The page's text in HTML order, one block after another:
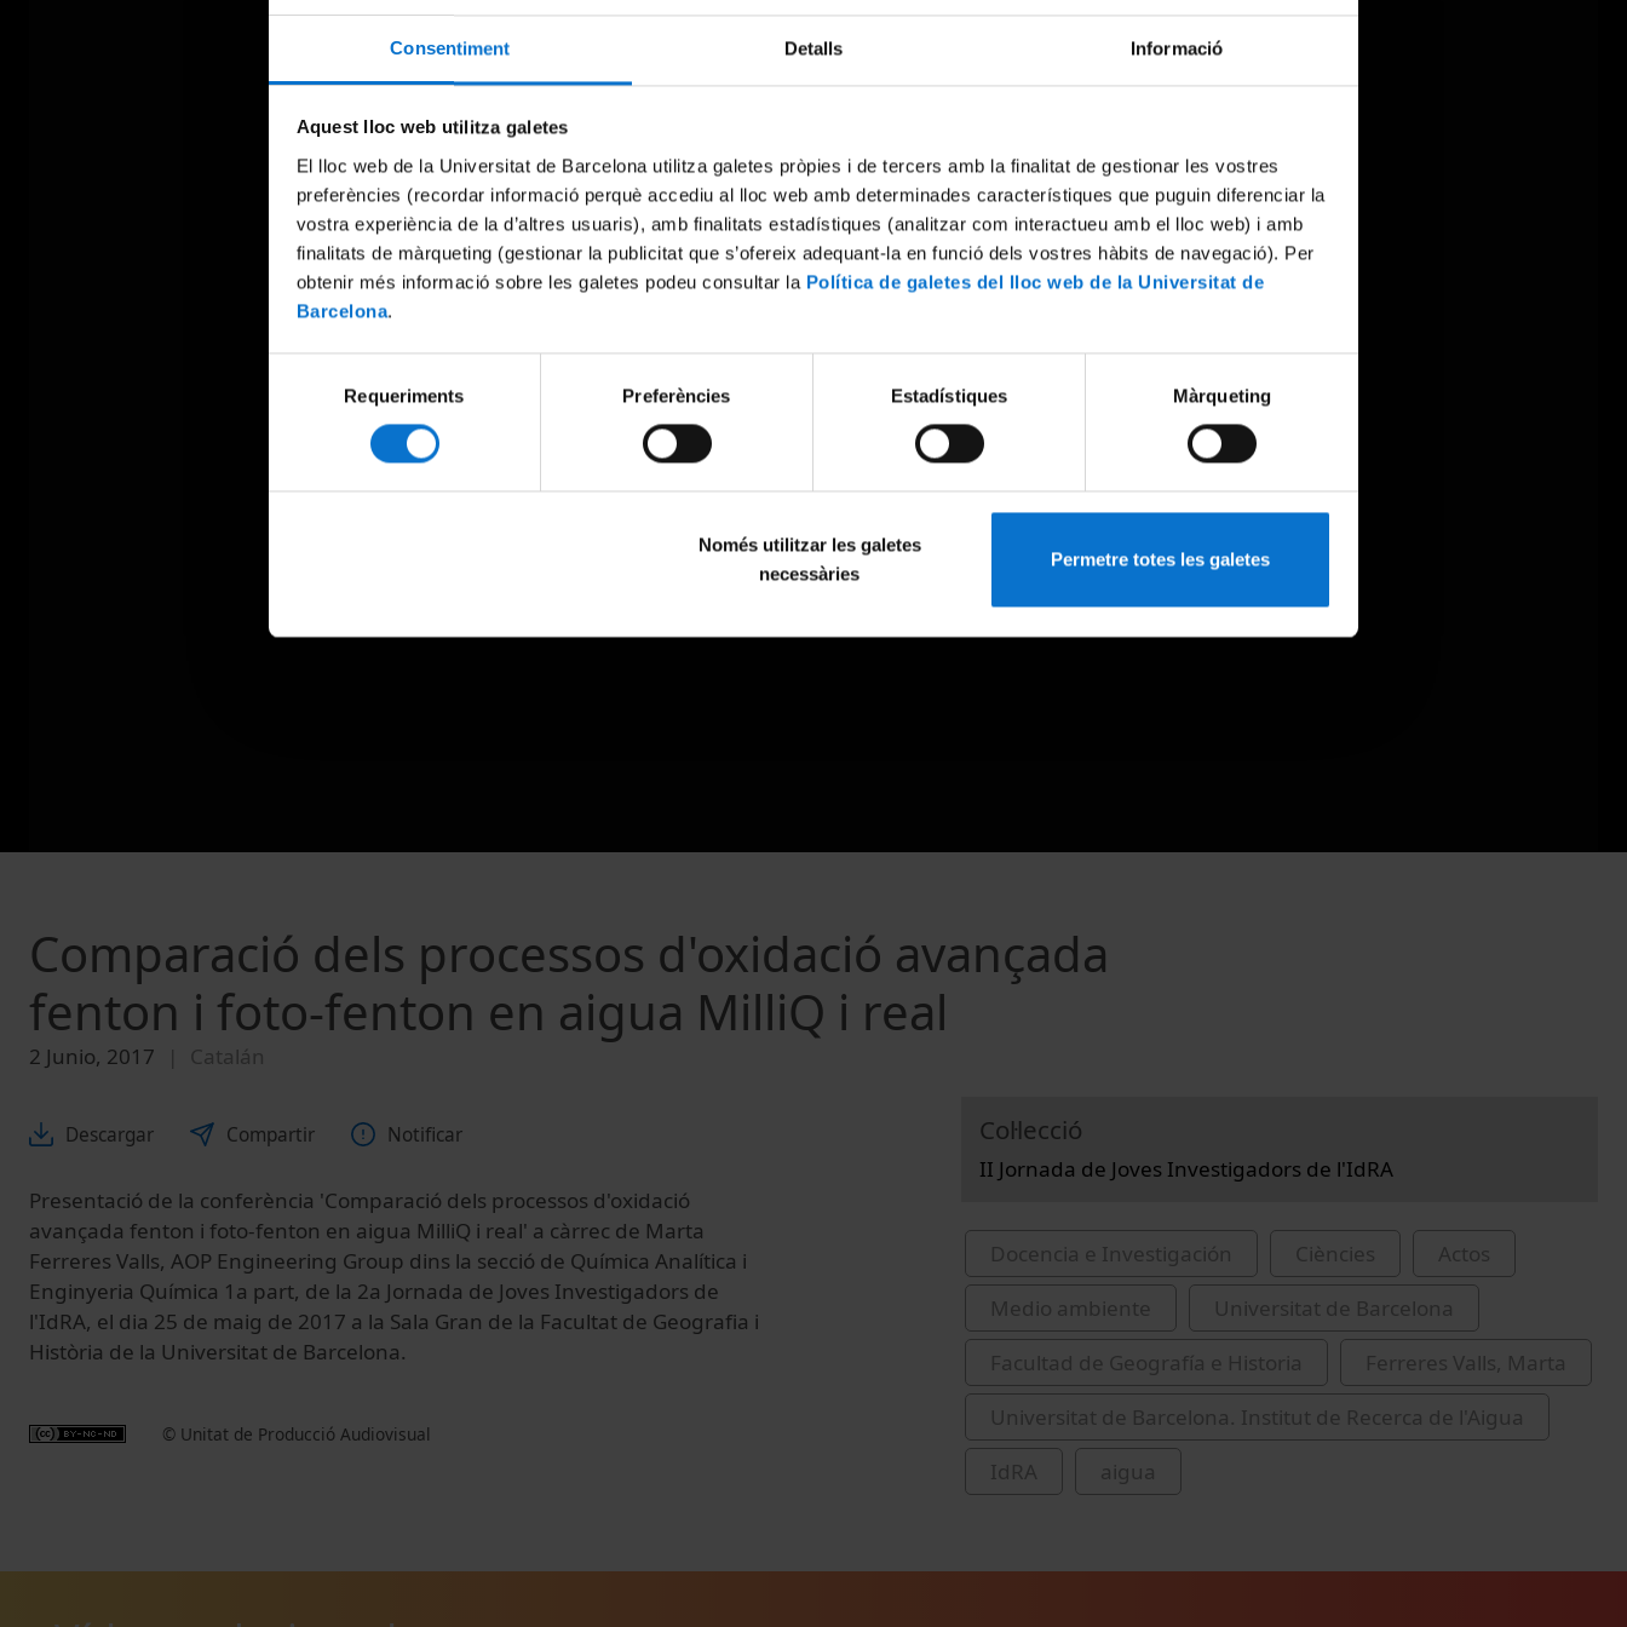
Consentiment Detalls Informació
Aquest lloc web utilitza galetes
El lloc web de la Universitat de Barcelona utilitza galetes pròpies i de tercers amb la finalitat de gestionar les vostres
preferències (recordar informació perquè accediu al lloc web amb determinades característiques que puguin diferenciar la
vostra experiència de la d’altres usuaris), amb finalitats estadístiques (analitzar com interactueu amb el lloc web) i amb
finalitats de màrqueting (gestionar la publicitat que s’ofereix adequant-la en funció dels vostres hàbits de navegació). Per
obtenir més informació sobre les galetes podeu consultar la Política de galetes del lloc web de la Universitat de
Barcelona.
consentiment
Requeriments Preferències Estadístiques Màrqueting
Només utilitzar les galetes
necessàries
Permetre totes les galetes
Try again
Comparació dels processos d'oxidació avançada
fenton i foto-fenton en aigua MilliQ i real
2 Junio, 2017 Catalán
Descargar Compartir Notificar
Presentació de la conferència 'Comparació dels processos d'oxidació
avançada fenton i foto-fenton en aigua MilliQ i real' a càrrec de Marta
Ferreres Valls, AOP Engineering Group dins la secció de Química Analítica i
Enginyeria Química 1a part, de la 2a Jornada de Joves Investigadors de
l'IdRA, el dia 25 de maig de 2017 a la Sala Gran de la Facultat de Geografia i
Història de la Universitat de Barcelona.
© Unitat de Producció Audiovisual
Col·lecció
II Jornada de Joves Investigadors de l'IdRA
Docencia e Investigación Ciències
Actos
Medio ambiente
Universitat de Barcelona
Facultad de Geografía e Historia
Ferreres Valls, Marta
Universitat de Barcelona. Institut de Recerca de l'Aigua
IdRA
aigua